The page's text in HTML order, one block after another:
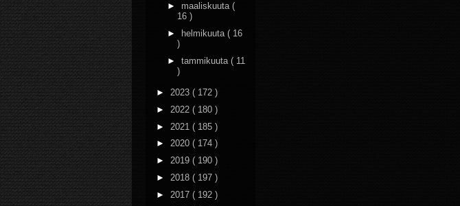
► maaliskuuta (
16 )
►
helmikuuta ( 16
)
► tammikuuta ( 11
)
► 2023 ( 172 )
► 2022 ( 180 )
► 2021 ( 185 )
► 2020 ( 174 )
► 2019 ( 190 )
► 2018 ( 197 )
► 2017 ( 192 )